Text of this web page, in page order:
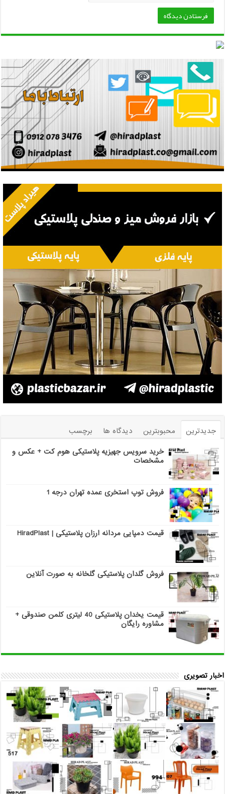
جدیدترین محبوبترین دیدگاه ها
برچسب
خرید سرویس جهیزیه پلاستیکی هوم کت + عکس و
مشخصات
فروش توپ استخری عمده تهران درجه 1
قیمت دمپایی مردانه ارزان پلاستیکی | HiradPlast
فروش گلدان پلاستیکی گلخانه به صورت آنلاین
قیمت یخدان پلاستیکی 40 لیتری کلمن صندوقی +
مشاوره رایگان
اخبار تصویری